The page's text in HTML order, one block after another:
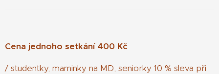
Cena jednoho setkání 400 Kč
/ studentky, maminky na MD, seniorky 10 % sleva při